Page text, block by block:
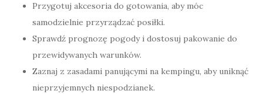
Przygotuj akcesoria do gotowania, aby móc
samodzielnie przyrządzać posiłki.
Sprawdź prognozę pogody i dostosuj pakowanie do
przewidywanych warunków.
Zaznaj z zasadami panującymi na kempingu, aby uniknąć
nieprzyjemnych niespodzianek.